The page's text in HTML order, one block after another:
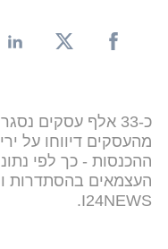
כ-33 אלף עסקים
ההכנסות - כך לפי
העצמאים בהסתדרות
I24NEWS.